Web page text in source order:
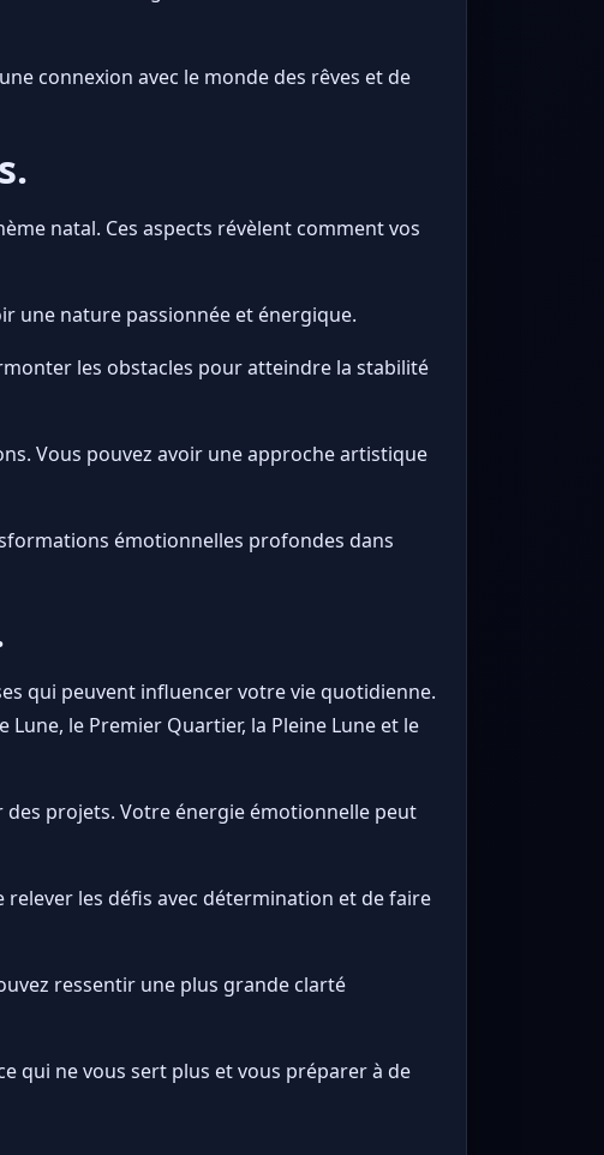
connexion avec le monde des rêves et de
natal. Ces aspects révèlent comment vos
une nature passionnée et énergique.
les obstacles pour atteindre la stabilité
Vous pouvez avoir une approche artistique
émotionnelles profondes dans
qui peuvent influencer votre vie quotidienne.
le Premier Quartier, la Pleine Lune et le
projets. Votre énergie émotionnelle peut
relever les défis avec détermination et de faire
ressentir une plus grande clarté
qui ne vous sert plus et vous préparer à de